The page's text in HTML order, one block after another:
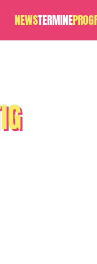
NEWSTERMINE